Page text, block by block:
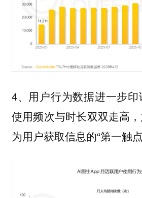
4、用户行为数据进一步印
使用频次与时长双双走高
为用户获取信息的“第一触